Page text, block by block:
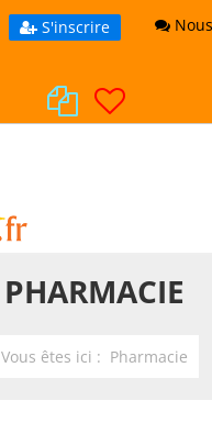
S'inscrire
PHARMACIE
Vous êtes ici : Pharmacie